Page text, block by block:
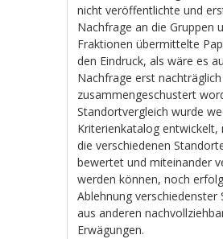
nicht veröffentlichte und
Nachfrage an die Gruppen
Fraktionen übermittelte
den Eindruck, als wäre es
Nachfrage erst nachträglich
zusammengeschustert
Standortvergleich wurde
Kriterienkatalog entwickelt,
die verschiedenen
bewertet und miteinander
werden können, noch
Ablehnung verschiedenster
aus anderen
Erwägungen.